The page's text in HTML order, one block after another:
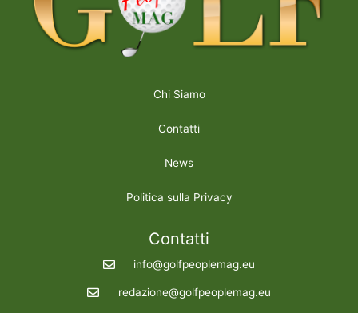
Chi Siamo
Contatti
News
Politica sulla Privacy
Contatti
info@golfpeoplemag.eu
redazione@golfpeoplemag.eu